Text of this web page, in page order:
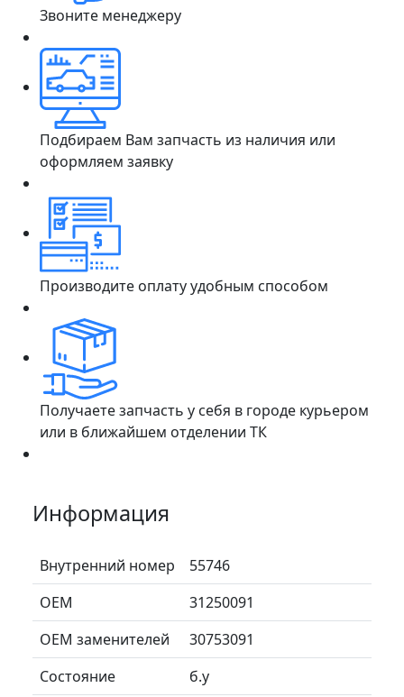
Звоните менеджеру
Подбираем Вам запчасть из наличия или
оформляем заявку
Производите оплату удобным способом
Получаете запчасть у себя в городе курьером
или в ближайшем отделении ТК
Информация
Внутренний номер
55746
ОЕМ
31250091
ОЕМ заменителей
30753091
Состояние
б.у